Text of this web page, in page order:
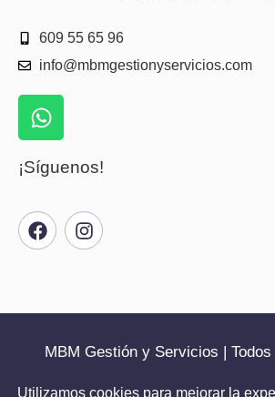
609 55 65 96
info@mbmgestionyservicios.com
¡Síguenos!
MBM Gestión y Servicios |
Utilizamos cookies para mejorar la